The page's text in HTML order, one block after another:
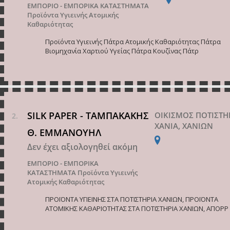
ΕΜΠΟΡΙΟ - ΕΜΠΟΡΙΚΑ ΚΑΤΑΣΤΗΜΑΤΑ
Προϊόντα Υγιεινής Ατομικής
Καθαριότητας
Προϊόντα Υγιεινής Πάτρα Ατομικής Καθαριότητας Πάτρα
Βιομηχανία Χαρτιού Υγείας Πάτρα Κουζίνας Πάτρ
SILK PAPER - TAMΠAΚΑΚΗΣ
Θ. ΕΜΜΑΝΟΥΗΛ
Δεν έχει αξιολογηθεί ακόμη
ΕΜΠΟΡΙΟ - ΕΜΠΟΡΙΚΑ
ΚΑΤΑΣΤΗΜΑΤΑ Προϊόντα Υγιεινής
Ατομικής Καθαριότητας
ΟΙΚΙΣΜΟΣ
ΧΑΝΙΑ, ΧΑΝΙΩΝ
ΠΡΟΪΟΝΤΑ ΥΓΙΕΙΝΗΣ ΣΤΑ ΠΟΤΙΣΤΗΡΙΑ ΧΑΝΙΩΝ, ΠΡΟΪΟΝΤΑ
ΑΤΟΜΙΚΗΣ ΚΑΘΑΡΙΟΤΗΤΑΣ ΣΤΑ ΠΟΤΙΣΤΗΡΙΑ ΧΑΝΙΩΝ, ΑΠΟΡΡ